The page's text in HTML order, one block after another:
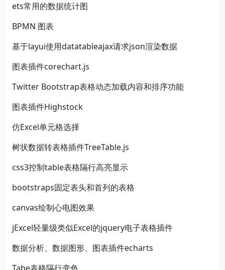
ets常用的数据统计图
BPMN 图表
基于layui使用datatableajax请求json渲染数据
图表插件corechart.js
Twitter Bootstrap表格动态加载内容和排序功能
图表插件Highstock
仿Excel单元格选择
树状数据转表格插件TreeTable.js
css3控制table表格隔行高亮显示
bootstraps固定表头和首列的表格
canvas绘制心电图效果
jExcel轻量级类似Excel的jquery电子表格插件
数据分析、数据图形、图表插件echarts